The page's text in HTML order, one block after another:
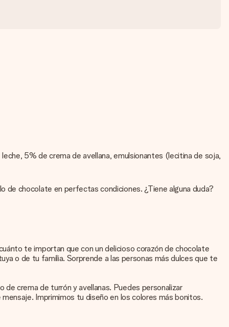
5% de crema de avellana, emulsionantes (lecitina de soja,
de chocolate en perfectas condiciones. ¿Tiene alguna duda?
te importan que con un delicioso corazón de chocolate
o de tu familia. Sorprende a las personas más dulces que te
crema de turrón y avellanas. Puedes personalizar
Imprimimos tu diseño en los colores más bonitos.